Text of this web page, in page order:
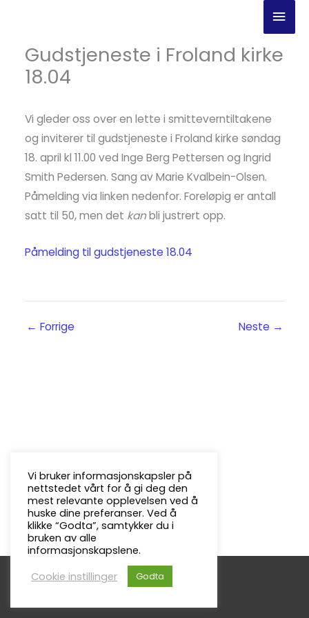
innholdetGudstjeneste i Froland kirke
18.04
Vi gleder oss over en lette i smitteverntiltakene
og inviterer til gudstjeneste i Froland kirke søndag
18. april kl 11.00 ved Inge Berg Pettersen og Ingrid
Smith Pedersen. Sang av Marie Kvalbein-Olsen.
Påmelding via linken nedenfor. Foreløpig er antall
satt til 50, men det kanbli justrert opp.
Påmelding til gudstjeneste 18.04
← Forrige Neste →
Copyright © 2026 Froland Menighet
Vi bruker informasjonskapsler på
nettstedet vårt for å gi deg den
mest relevante opplevelsen ved å
huske dine preferanser. Ved å
klikke “Godta”, samtykker du i
bruken av alle
informasjonskapslene.
Cookie instillinger
Godta